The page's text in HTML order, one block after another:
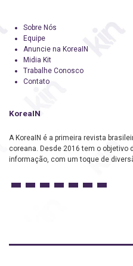
Sobre Nós
Equipe
Anuncie na KoreaIN
Midia Kit
Trabalhe Conosco
Contato
KoreaIN
A KoreaIN é a primeira revista
coreana. Desde 2016 tem o objetivo
informação, com um toque de